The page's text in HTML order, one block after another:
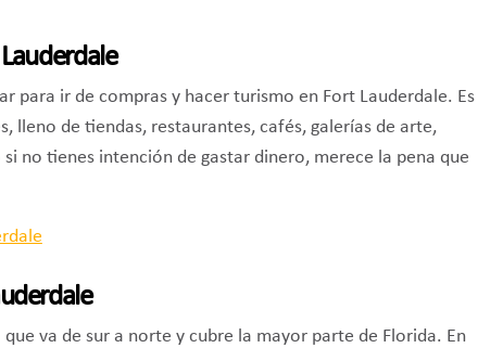
para ir de compras y hacer turismo en Fort Lauderdale. Es
lleno de tiendas, restaurantes, cafés, galerías de arte,
no tienes intención de gastar dinero, merece la pena que
va de sur a norte y cubre la mayor parte de Florida. En